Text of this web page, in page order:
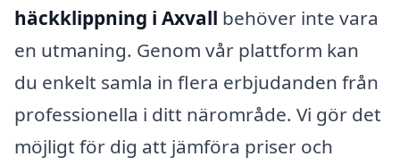
häckklippning i Axvall behöver inte vara
en utmaning. Genom vår plattform kan
du enkelt samla in flera erbjudanden från
professionella i ditt närområde. Vi gör det
möjligt för dig att jämföra priser och